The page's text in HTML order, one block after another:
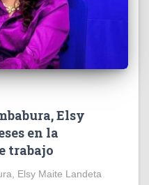
Elsy
en la
trabajo
Elsy Maite Landeta